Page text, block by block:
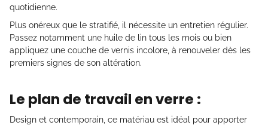
quotidienne.
Plus onéreux que le stratifié, il nécessite un entretien régulier.
Passez notamment une huile de lin tous les mois ou bien
appliquez une couche de vernis incolore, à renouveler dès les
premiers signes de son altération.
Le plan de travail en verre :
Design et contemporain, ce matériau est idéal pour apporter